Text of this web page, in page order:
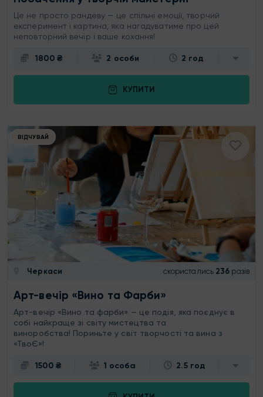
Це не просто рандеву — це спільні емоції, творчий
експеримент і картина, яка нагадуватиме про цей
неповторний вечір і ваше кохання!
1800 ₴ 2 особи 2 год
КУПИТИ
ВІДЧУВАЙ
Черкаси скористались 236 разів
Арт-вечір «Вино та Фарби»
Арт-вечір «Вино та фарби» — це подія, яка поєднує в
собі найкраще зі світу мистецтва та
виноробства! Пориньте у світ творчості та вина з
«ТвоЄ»!
1500 ₴ 1 особа 2.5 год